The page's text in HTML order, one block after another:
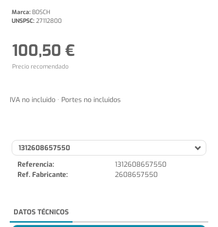
Marca: BOSCH
UNSPSC:27112800
100,50 €
Precio recomendado
IVA no incluido · Portes no incluidos
1312608657550
Referencia:
1312608657550
Ref. Fabricante:
2608657550
DATOS TÉCNICOS